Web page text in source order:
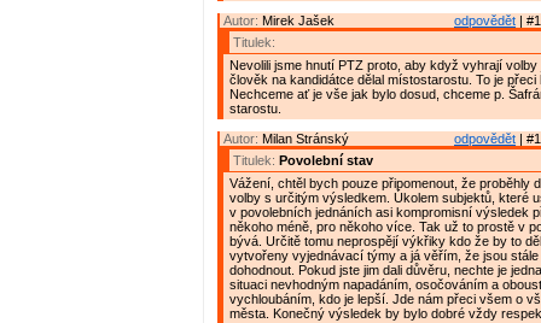
odpovědět |
Autor: Mirek Jašek
Titulek:
Nevolili jsme hnutí PTZ proto, aby když vyhrají volby
člověk na kandidátce dělal místostarostu. To je přeci
Nechceme ať je vše jak bylo dosud, chceme p.
starostu.
odpovědět |
Autor: Milan Stránský
Titulek: Povolební stav
Vážení, chtěl bych pouze připomenout, že proběhly
volby s určitým výsledkem. Úkolem subjektů, které
v povolebních jednáních asi kompromisní výsledek
někoho méně, pro někoho více. Tak už to prostě v
bývá. Určitě tomu neprospějí výkřiky kdo že by to
vytvořeny vyjednávací týmy a já věřím, že jsou
dohodnout. Pokud jste jim dali důvěru, nechte je
situaci nevhodným napadáním, osočováním a
vychloubáním, kdo je lepší. Jde nám přeci všem o
města. Konečný výsledek by bylo dobré vždy